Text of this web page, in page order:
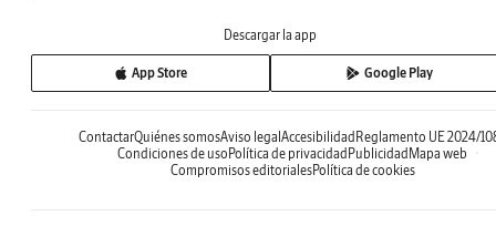
Descargar la app
App Store Google Play
ContactarQuiénes somosAviso legal Accesibilidad Reglamento UE 2024/
Condiciones de uso Política de privacidad Publicidad Mapa web
Compromisos editorialesPolítica de cookies